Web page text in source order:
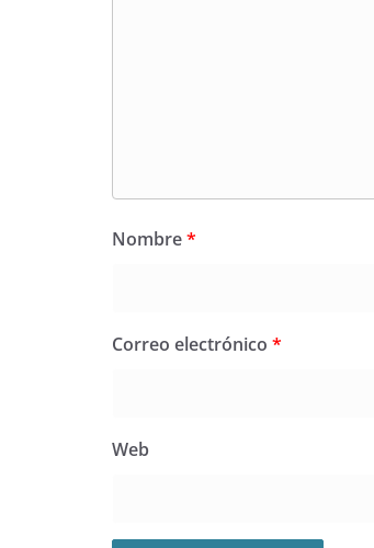
Nombre*
Correo electrónico *
Web